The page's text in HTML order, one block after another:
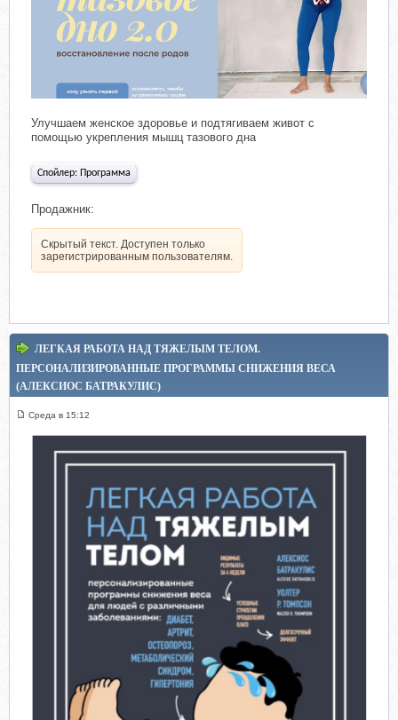
Улучшаем женское здоровье и подтягиваем живот с
помощью укрепления мышц тазового дна
Спойлер: Программа
Продажник:
Скрытый текст. Доступен только
зарегистрированным пользователям.
ЛЕГКАЯ РАБОТА НАД ТЯЖЕЛЫМ ТЕЛОМ.
ПЕРСОНАЛИЗИРОВАННЫЕ ПРОГРАММЫ СНИЖЕНИЯ ВЕСА
(АЛЕКСИОС БАТРАКУЛИС)
Среда в 15:12